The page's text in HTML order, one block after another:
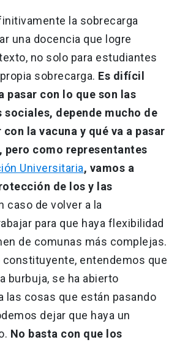
la sobrecarga
una docencia que logre
no solo para estudiantes
sobrecarga. Es difícil
pasar con lo que son las
depende mucho de
con la vacuna y qué va a pasar
pero como representantes
Universitaria, vamos a
de los y las
caso de volver a la
para que haya flexibilidad
de comunas más complejas.
constituyente, entendemos que
burbuja, se ha abierto
las cosas que están pasando
dejar que haya un
No basta con que los